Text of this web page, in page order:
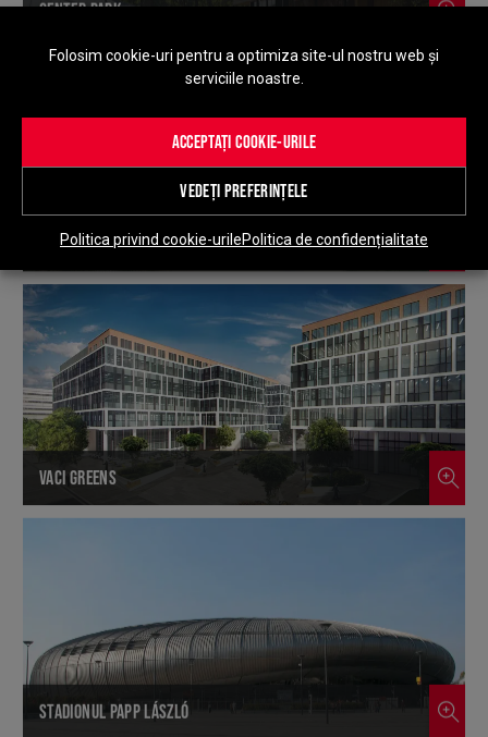
Folosim cookie-uri pentru a optimiza site-ul nostru web și
serviciile noastre.
ACCEPTAȚI COOKIE-URILE
VEDEȚI PREFERINȚELE
Politica privind cookie-urilePolitica de confidențialitate
CENTER PARK
SPITALUL DIN SAINT-NAZAIRE
VACI GREENS
STADIONUL PAPP LÁSZLÓ